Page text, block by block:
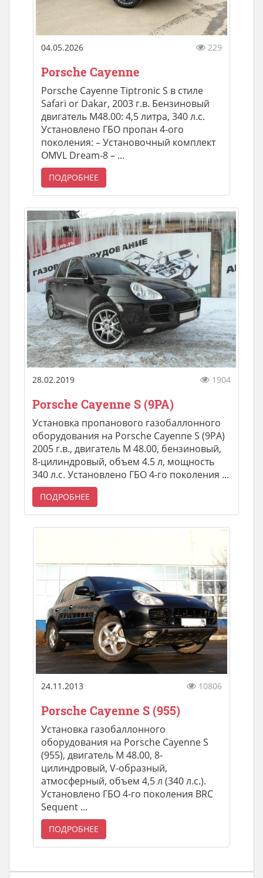
04.05.2026 229
Porsche Cayenne
Porsche Cayenne Tiptronic S в стиле
Safari or Dakar, 2003 г.в. Бензиновый
двигатель M48.00: 4,5 литра, 340 л.с.
Установлено ГБО пропан 4-ого
поколения: – Установочный комплект
OMVL Dream-8 – ...
ПОДРОБНЕЕ
28.02.2019 1904
Porsche Cayenne S (9PA)
Установка пропанового газобаллонного
оборудования на Porsche Cayenne S (9PA)
2005 г.в., двигатель M 48.00, бензиновый,
8-цилиндровый, объем 4.5 л, мощность
340 л.с. Установлено ГБО 4-го поколения ...
ПОДРОБНЕЕ
24.11.2013 10806
Porsche Cayenne S (955)
Установка газобаллонного
оборудования на Porsche Cayenne S
(955), двигатель M 48.00, 8-
цилиндровый, V-образный,
атмосферный, объем 4,5 л (340 л.с.).
Установлено ГБО 4-го поколения BRC
Sequent ...
ПОДРОБНЕЕ